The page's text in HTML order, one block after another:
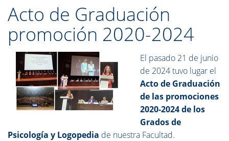
Acto de Graduación
promoción 2020-2024
El pasado 21 de junio
de 2024 tuvo lugar el
Acto de Graduación
de las promociones
2020-2024 de los
Grados de
Psicología y Logopedia de nuestra Facultad.